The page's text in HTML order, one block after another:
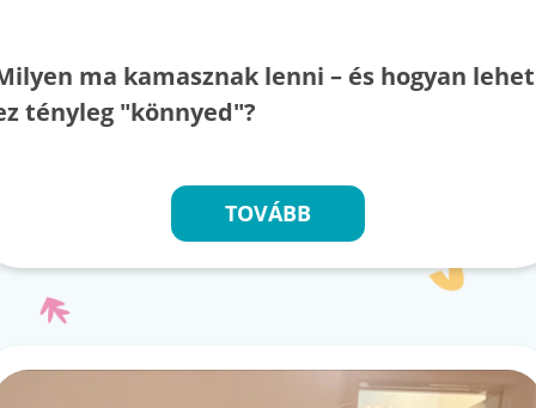
ma kamasznak lenni – és hogyan lehet
tényleg "könnyed"?
TOVÁBB